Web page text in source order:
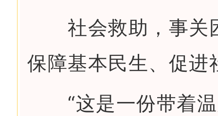
社会救助，事关
保障基本民生、促进
“这是一份带着温